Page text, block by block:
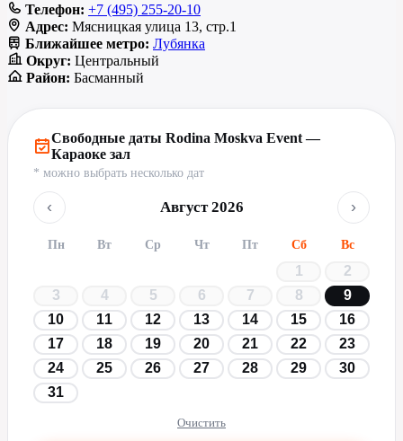
Телефон: +7 (495) 255-20-10
Адрес: Мясницкая улица 13, стр.1
Ближайшее метро: Лубянка
Округ: Центральный
Район: Басманный
Свободные даты Rodina Moskva Event —
Караоке зал
* можно выбрать несколько дат
‹ Август 2026 ›
Пн Вт Ср Чт Пт Сб Вс
1
2
3
4 5 6 7 8
9
10
11 12 13 14 15
16
17
18 19 20 21 22
23
24
25 26 27 28 29
30
31
Очистить